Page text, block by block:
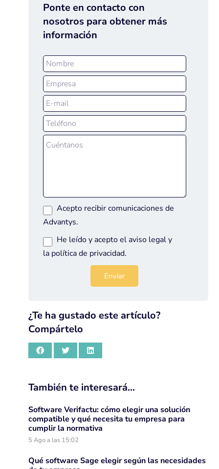
Ponte en contacto con
nosotros para obtener más
información
Acepto recibir comunicaciones de
Advantys.
He leído y acepto el aviso legaly
la política de privacidad.
¿Te ha gustado este artículo?
Compártelo
También te interesará…
Software Verifactu: cómo elegir una solución
compatible y qué necesita tu empresa para
cumplir la normativa
5 Ago a las 15:02
Qué software Sage elegir según las necesidades